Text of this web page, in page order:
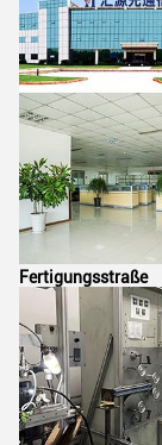
Fertigungsstraße